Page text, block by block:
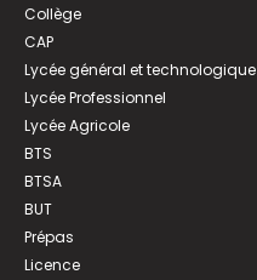
Collège
CAP
Lycée général et technologique
Lycée Professionnel
Lycée Agricole
BTS
BTSA
BUT
Prépas
Licence